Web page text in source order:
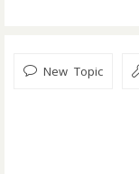
New Topic